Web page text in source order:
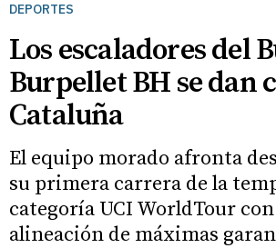
DEPORTES
Los escaladores del
Burpellet BH se dan
Cataluña
El equipo morado afronta
su primera carrera de la
categoría UCI WorldTour
alineación de máximas